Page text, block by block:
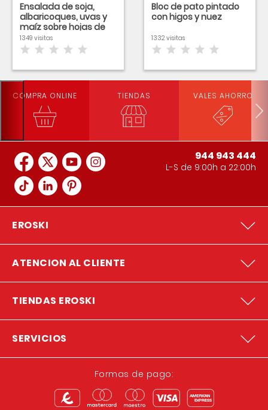
Ensalada de soja,
albaricoques, uvas y
maíz sobre hojas de
rúcula
1349 visitas
Bloc de pato pintado
con higos y nuez
1332 visitas
COMPRA ONLINE TIENDAS VALES AHORRO
944 943 444
L-S de 9:00h a 22:00h
EROSKI
ATENCION AL CLIENTE
TIENDAS EROSKI
SERVICIOS
Formas de pago: